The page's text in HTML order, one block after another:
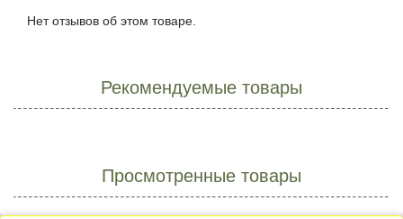
Нет отзывов об этом товаре.
Рекомендуемые товары
Просмотренные товары